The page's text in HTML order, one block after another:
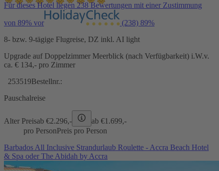
Für dieses Hotel liegen 238 Bewertungen mit einer Zustimmung
von 89% vor (238) 89%
8- bzw. 9-tägige Flugreise, DZ inkl. AI light
Upgrade auf Doppelzimmer Meerblick (nach Verfügbarkeit) i.W.v.
ca. € 134,- pro Zimmer
253519Bestellnr.:
Pauschalreise
Alter Preisab €2.296,- ab €1.699,-
pro PersonPreis pro Person
Barbados All Inclusive Strandurlaub Roulette - Accra Beach Hotel
& Spa oder The Abidah by Accra